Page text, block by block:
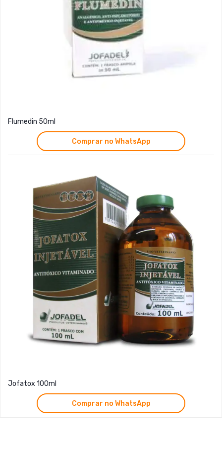
Flumedin 50ml
Comprar no WhatsApp
Jofatox 100ml
Comprar no WhatsApp